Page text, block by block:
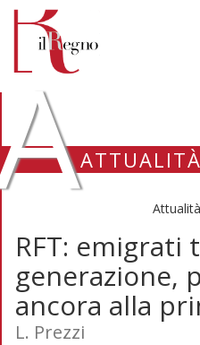
ATTUALITÀ
RFT: emigrati
generazione,
ancora alla
L. Prezzi